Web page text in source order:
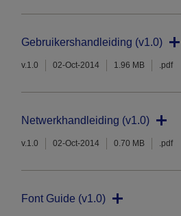
Gebruikershandleiding (v1.0)
v.1.0 02-Oct-2014 1.96 MB .pdf
Netwerkhandleiding (v1.0)
v.1.0 02-Oct-2014 0.70 MB .pdf
Font Guide (v1.0)